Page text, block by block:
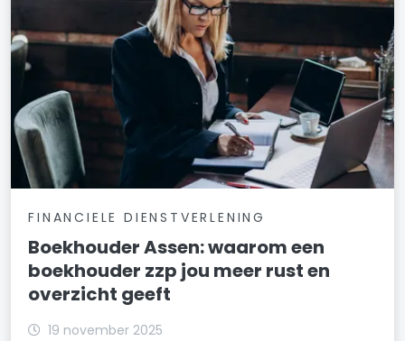
FINANCIELE DIENSTVERLENING
Boekhouder Assen: waarom een
boekhouder zzp jou meer rust en
overzicht geeft
19 november 2025